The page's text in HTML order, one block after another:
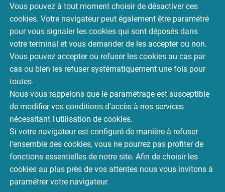
Vous pouvez à tout moment choisir de désactiver ces
cookies. Votre navigateur peut également être paramétré
pour vous signaler les cookies qui sont déposés dans
votre terminal et vous demander de les accepter ou non.
Vous pouvez accepter ou refuser les cookies au cas par
cas ou bien les refuser systématiquement une fois pour
toutes.
Nous vous rappelons que le paramétrage est susceptible
de modifier vos conditions d'accès à nos services
nécessitant l'utilisation de cookies.
Si votre navigateur est configuré de manière à refuser
l'ensemble des cookies, vous ne pourrez pas profiter de
fonctions essentielles de notre site. Afin de choisir les
cookies au plus près de vos attentes nous vous invitons à
paramétrer votre navigateur.